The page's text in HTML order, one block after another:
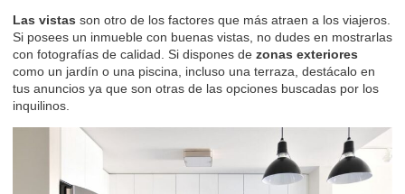
Las vistas son otro de los factores que más atraen a los viajeros.
Si posees un inmueble con buenas vistas, no dudes en mostrarlas
con fotografías de calidad . Si dispones de zonas exteriores
como un jardín o una piscina , incluso una terraza , destácalo en
tus anuncios ya que son otras de las opciones buscadas por los
inquilinos.